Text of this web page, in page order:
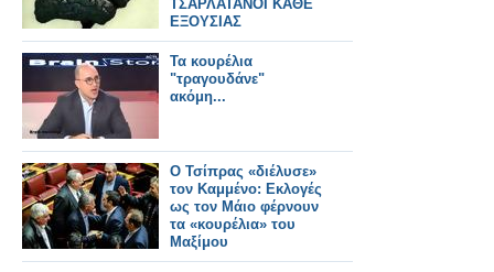
ΤΣΑΡΛΑΤΑΝΟΙ ΚΑΘΕ
ΕΞΟΥΣΙΑΣ
Τα κουρέλια
"τραγουδάνε"
ακόμη...
Ο Τσίπρας «διέλυσε»
τον Καμμένο: Εκλογές
ως τον Μάιο φέρνουν
τα «κουρέλια» του
Μαξίμου